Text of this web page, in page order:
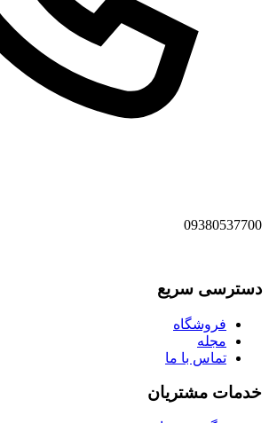
09380537700
دسترسی سریع
فروشگاه
مجله
تماس با ما
خدمات مشتریان